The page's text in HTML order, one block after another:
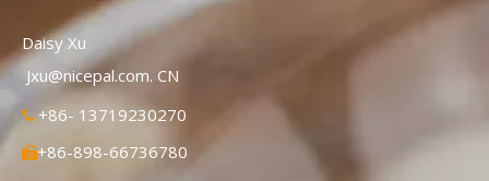
Daisy Xu
Jxu@nicepal.com. CN
 +86- 13719230270
+86-898-66736780